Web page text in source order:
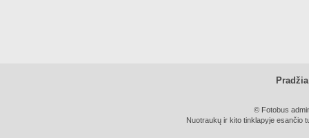
Pradžia
© Fotobus
Nuotraukų ir kito tinklapyje esančio